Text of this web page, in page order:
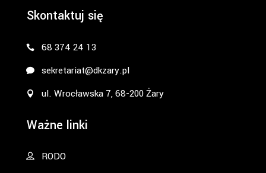
Skontaktuj się
68 374 24 13
sekretariat@dkzary.pl
ul. Wrocławska 7, 68-200 Żary
Ważne linki
RODO